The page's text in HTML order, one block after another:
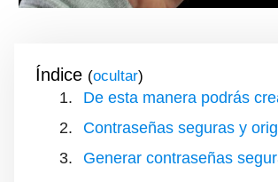
Índice ( )
De esta manera podrás
Contraseñas seguras y
Generar contraseñas